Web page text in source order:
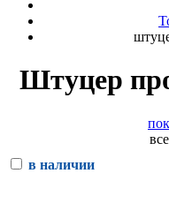
Штуцер
в наличии